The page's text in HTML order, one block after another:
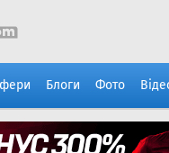
Блоги Фото